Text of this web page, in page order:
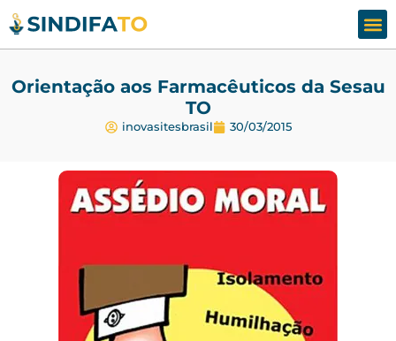
Orientação aos Farmacêuticos da Sesau
TO
inovasitesbrasil 30/03/2015